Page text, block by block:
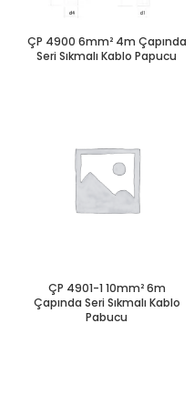
ÇP 4900 6mm² 4m Çapında
Seri Sıkmalı Kablo Papucu
ÇP 4901-1 10mm² 6m
Çapında Seri Sıkmalı Kablo
Pabucu